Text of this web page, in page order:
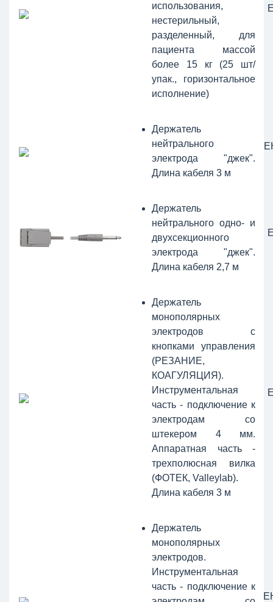
использования,
нестерильный,
разделенный, для
пациента массой
более 15 кг (25 шт/
упак., горизонтальное
исполнение)
Держатель
нейтрального
электрода "джек".
Длина кабеля 3 м
Держатель
нейтрального одно- и
двухсекционного
электрода "джек".
Длина кабеля 2,7 м
Держатель
монополярных
электродов с
кнопками управления
(РЕЗАНИЕ,
КОАГУЛЯЦИЯ).
Инструментальная
часть - подключение к
электродам со
штекером 4 мм.
Аппаратная часть -
трехполюсная вилка
(ФОТЕК, Valleylab).
Длина кабеля 3 м
Держатель
монополярных
электродов.
Инструментальная
часть - подключение к